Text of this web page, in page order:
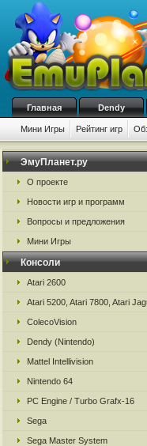
Главная Dendy
Мини Игры Рейтинг игр
ЭмуПланет.ру
О проекте
Новости игр и программ
Вопросы и предложения
Мини Игры
Консоли
Atari 2600
Atari 5200, Atari 7800, Atari
ColecoVision
Dendy (Nintendo)
Mattel Intellivision
Nintendo 64
PC Engine / Turbo Grafx-16
Sega
Sega Master System